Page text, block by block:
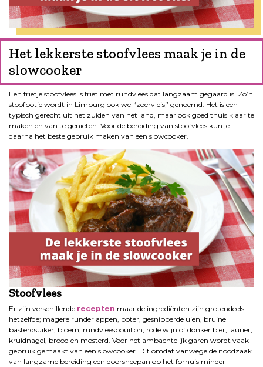
Het lekkerste stoofvlees maak je in de
slowcooker
Een frietje stoofvlees is friet met rundvlees dat langzaam gegaard is. Zo’n
stoofpotje wordt in Limburg ook wel ‘zoervleisj’ genoemd. Het is een
typisch gerecht uit het zuiden van het land, maar ook goed thuis klaar te
maken en van te genieten. Voor de bereiding van stoofvlees kun je
daarna het beste gebruik maken van een slowcooker.
Stoofvlees
Er zijn verschillende recepten maar de ingrediënten zijn grotendeels
hetzelfde; magere runderlappen, boter, gesnipperde uien, bruine
basterdsuiker, bloem, rundvleesbouillon, rode wijn of donker bier, laurier,
kruidnagel, brood en mosterd. Voor het ambachtelijk garen wordt vaak
gebruik gemaakt van een slowcooker. Dit omdat vanwege de noodzaak
van langzame bereiding een doorsneepan op het fornuis minder